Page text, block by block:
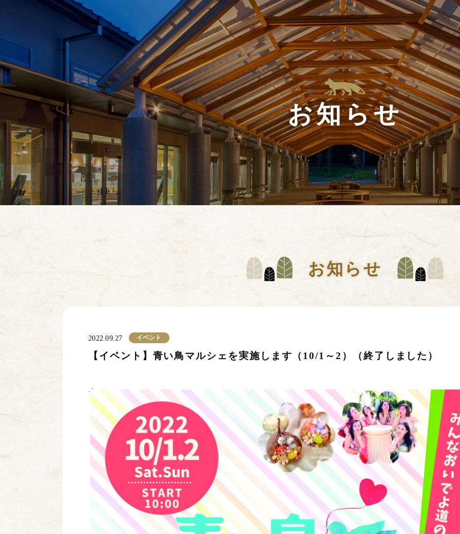
HOME 施設案内 観光情報 交通アクセス お食事
お知らせ
お知らせ
2022.09.27 イベント
【イベント】青い鳥マルシェを実施します（10/1～2）（終了しました）